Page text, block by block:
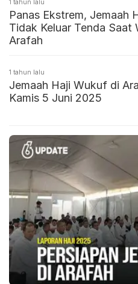
1 tahun lalu
Panas Ekstrem, Jemaah
Tidak Keluar Tenda Saat
1 tahun lalu
Jemaah Haji Wukuf di
Kamis 5 Juni 2025